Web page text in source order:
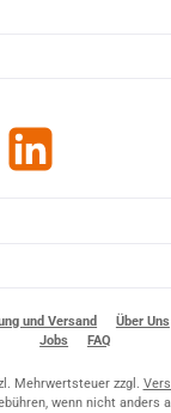
und Versand Über Uns
Jobs
FAQ
Mehrwertsteuer zzgl.
wenn nicht anders